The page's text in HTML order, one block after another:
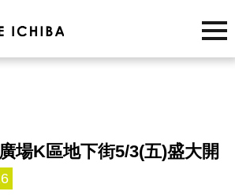
場K區地下街5/3(五)盛大開